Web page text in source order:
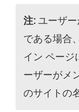
注: ユーザ
である場合
イン ページ
ーザーがメ
のサイトの